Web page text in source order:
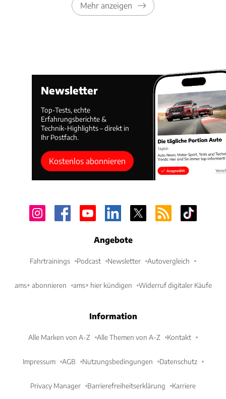
Mehr anzeigen
Newsletter
Top-Tests, echte
Erfahrungsberichte &
Technik-Highlights – direkt in
Ihr Postfach.
Kostenlos abonnieren
Angebote
Fahrtrainings Podcast Newsletter Autovergleich
ams+ abonnieren ams+ hier kündigen Widerruf digitaler Käufe
Information
Alle Marken von A-Z Alle Themen von A-Z Kontakt
Impressum AGB Nutzungsbedingungen Datenschutz
Privacy Manager Barrierefreiheitserklärung Karriere